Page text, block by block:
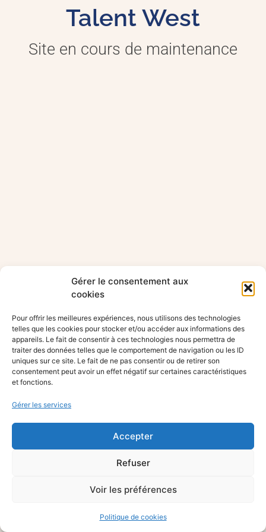
Gérer le consentement aux
cookies
Pour offrir les meilleures expériences, nous utilisons des technologies
telles que les cookies pour stocker et/ou accéder aux informations des
appareils. Le fait de consentir à ces technologies nous permettra de
traiter des données telles que le comportement de navigation ou les ID
uniques sur ce site. Le fait de ne pas consentir ou de retirer son
consentement peut avoir un effet négatif sur certaines caractéristiques
et fonctions.
Gérer les services
Accepter
Refuser
Voir les préférences
Politique de cookies
Talent West
Site en cours de maintenance